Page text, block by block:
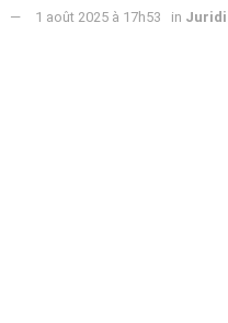
1 août 2025 à 17h53 in